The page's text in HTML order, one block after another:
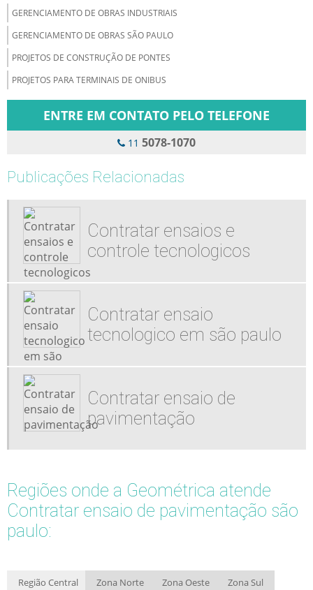
GERENCIAMENTO DE OBRAS INDUSTRIAIS
GERENCIAMENTO DE OBRAS SÃO PAULO
PROJETOS DE CONSTRUÇÃO DE PONTES
PROJETOS PARA TERMINAIS DE ONIBUS
ENTRE EM CONTATO PELO TELEFONE
11 5078-1070
Publicações Relacionadas
Contratar ensaios e
controle tecnologicos
Contratar ensaio
tecnologico em são paulo
Contratar ensaio de
pavimentação
Regiões onde a Geométrica atende
Contratar ensaio de pavimentação são
paulo:
Região Central Zona Norte Zona Oeste
Zona Sul